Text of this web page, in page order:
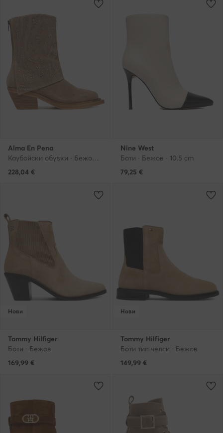
Alma En Pena
228,04 €
Nine West
Боти · Бежов · 10.5 cm
79,25 €
Нови
Tommy Hilfiger
Боти · Бежов
169,99 €
Нови
Tommy Hilfiger
Боти тип челси · Бежов
149,99 €